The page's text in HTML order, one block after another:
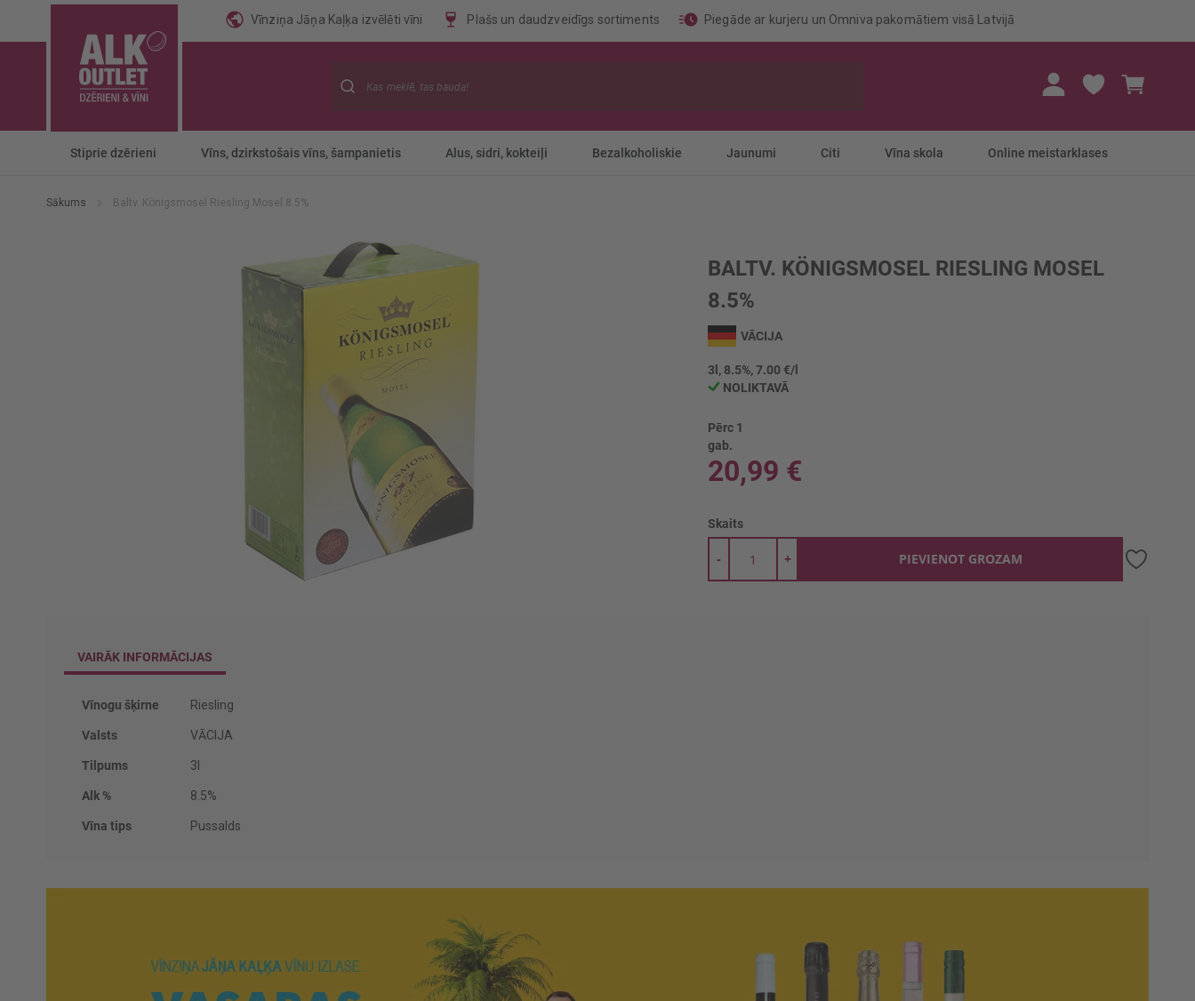
Vīnziņa Jāņa Kaļķa izvēlēti vīni Plašs un daudzveidīgs sortiments Piegāde ar kurjeru un Omniva pakomātiem visā Latvijā
Stiprie dzērieni Vīns, dzirkstošais vīns, šampanietis Alus, sidri, kokteiļi Bezalkoholiskie Jaunumi Citi Vīna skola Online meistarklases
Sākums Baltv. Königsmosel Riesling Mosel 8.5%
BALTV. KÖNIGSMOSEL RIESLING MOSEL
8.5%
sākumu
VĀCIJA
3l, 8.5%, 7.00 €/l
NOLIKTAVĀ
Pērc 1
gab.
20,99 €
Skaits
+
- PIEVIENOT GROZAM
VAIRĀK INFORMĀCIJAS
Vairāk
Vīnogu šķirne Riesling
Valsts VĀCIJA
Tilpums 3l
Alk % 8.5%
Vīna tips Pussalds